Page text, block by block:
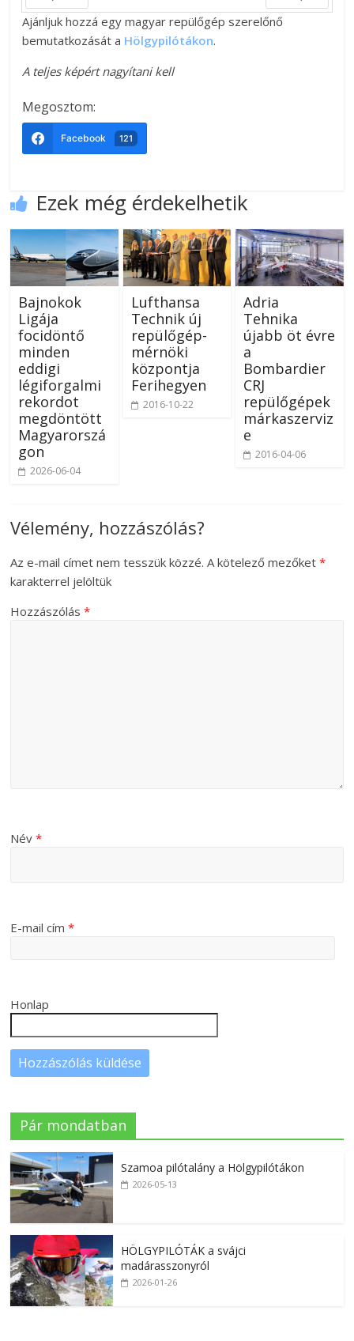
Prev
Ajánljuk hozzá egy magyar repülőgép szerelőnő
bemutatkozását a Hölgypilótákon.
A teljes képért nagyítani kell
Megosztom:
Facebook 121
Ezek még érdekelhetik
Bajnokok
Ligája
focidöntő
minden
eddigi
légiforgalmi
rekordot
megdöntött
Magyarorszá
gon
2026-06-04
Lufthansa
Technik új
repülőgép-
mérnöki
központja
Ferihegyen
2016-10-22
Adria
Tehnika
újabb öt évre
a
Bombardier
CRJ
repülőgépek
márkaszerviz
e
2016-04-06
Vélemény, hozzászólás?
Az e-mail címet nem tesszük közzé. A kötelező mezőket*
karakterrel jelöltük
Hozzászólás*
Név*
E-mail cím*
Honlap
Pár mondatban
Szamoa pilótalány a Hölgypilótákon
2026-05-13
HÖLGYPILÓTÁK a svájci
madárasszonyról
2026-01-26